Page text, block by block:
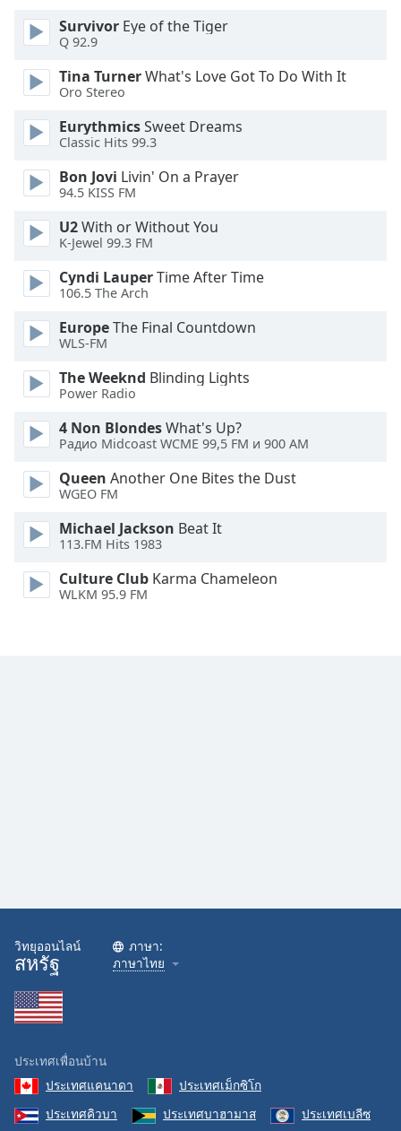
dialog
window.
cancel
and
close
window.
Text
Color
Opacity
Text
Color
Opacity
Caption
Background
Color
Opacity
Done
Modal
Dialog
End
dialog
Survivor Eye of the Tiger
Q 92.9
Tina TurnerWhat's Love Got To Do With It
Oro Stereo
EurythmicsSweet Dreams
Classic Hits 99.3
Bon Jovi Livin' On a Prayer
94.5 KISS FM
U2With or Without You
K-Jewel 99.3 FM
Cyndi LauperTime After Time
106.5 The Arch
EuropeThe Final Countdown
WLS-FM
The Weeknd Blinding Lights
Power Radio
4 Non BlondesWhat's Up?
Радио Midcoast WCME 99,5 FM и 900 AM
Queen Another One Bites the Dust
WGEO FM
Michael Jackson Beat It
113.FM Hits 1983
Culture Club Karma Chameleon
WLKM 95.9 FM
วิทยุออนไลน์
สหรัฐ
ภาษา:
ภาษาไทย
ประเทศเพื่อนบ้าน
ประเทศแคนาดา
ประเทศเม็กซิโก
ประเทศคิวบา
ประเทศบาฮามาส ประเทศเบลีซ